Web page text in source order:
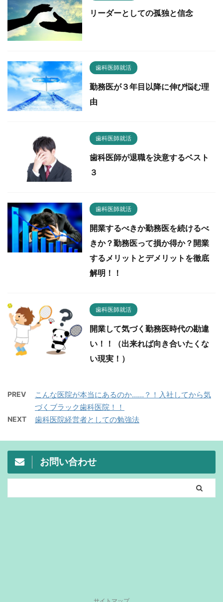
リーダーとしての孤独と信念
歯科医師就活
勤務医が３年目以降に伸び悩む理
由
歯科医師就活
歯科医師が退職を決意するベスト
３
歯科医師就活
開業するべきか勤務医を続けるべ
きか？勤務医って損か得か？開業
するメリットとデメリットを徹底
解明！！
歯科医師就活
開業して気づく勤務医時代の勘違
い！！（出来れば向き合いたくな
い現実！）
PREV
こんな医院が本当にあるのか……？！入社してから気
づくブラック歯科医院！！
NEXT 歯科医院経営者としての勉強法
お問い合わせ